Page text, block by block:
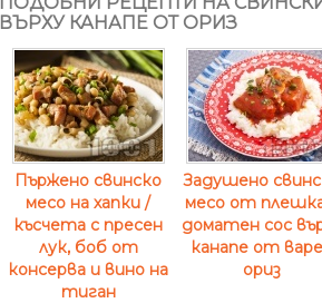
ВЪРХУ КАНАПЕ ОТ ОРИЗ
Пържено свинско
месо на хапки /
късчета с пресен
лук, боб от
консерва и вино на
тиган
Задушено
месо от
доматен сос
канапе от
ориз